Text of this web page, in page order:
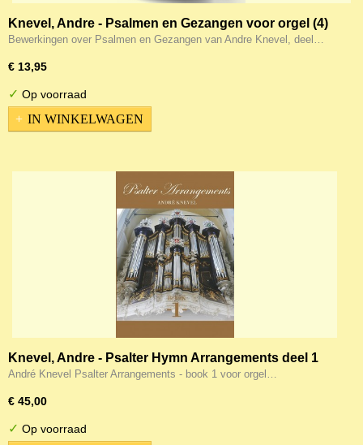
Knevel, Andre - Psalmen en Gezangen voor orgel (4)
Bewerkingen over Psalmen en Gezangen van Andre Knevel, deel…
€ 13,95
✓ Op voorraad
IN WINKELWAGEN
Knevel, Andre - Psalter Hymn Arrangements deel 1
André Knevel Psalter Arrangements - book 1 voor orgel…
€ 45,00
✓ Op voorraad